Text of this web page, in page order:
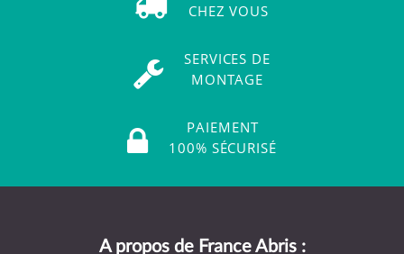
CHEZ VOUS
SERVICES DE
MONTAGE
PAIEMENT
100% SÉCURISÉ
A propos de France Abris :